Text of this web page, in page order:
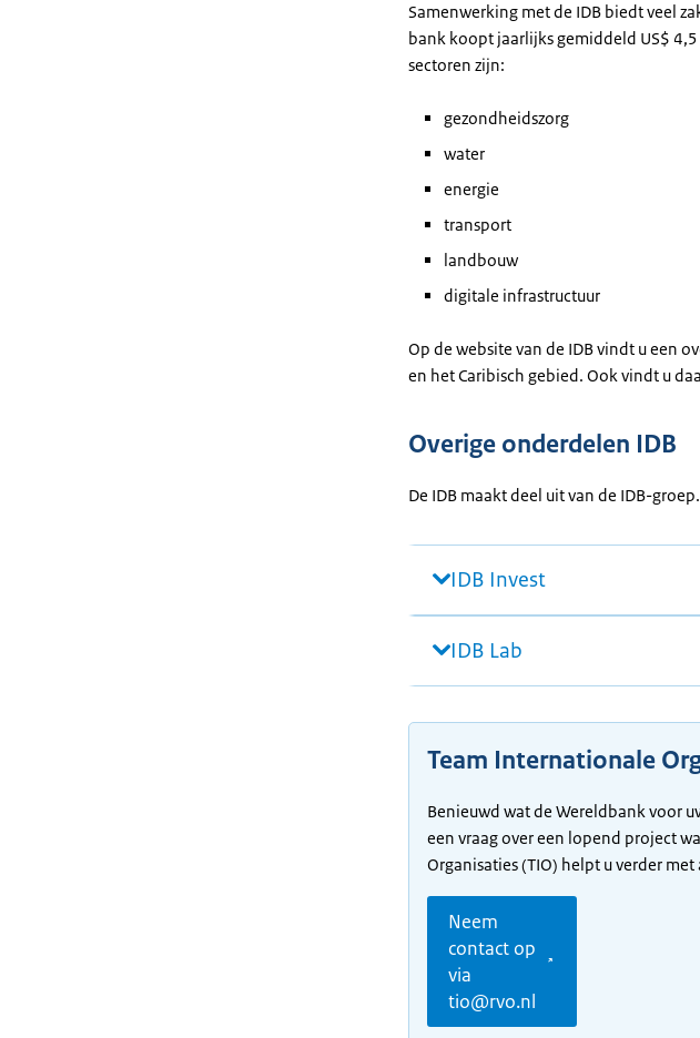
Samenwerking met de IDB biedt veel
bank koopt jaarlijks gemiddeld US$
sectoren zijn:
gezondheidszorg
water
energie
transport
landbouw
digitale infrastructuur
Op de website van de IDB vindt u een
en het Caribisch gebied. Ook vindt u
Overige onderdelen IDB
De IDB maakt deel uit van de IDB-
IDB Invest
IDB Lab
Team Internationale
Benieuwd wat de Wereldbank voor
een vraag over een lopend project
Organisaties (TIO) helpt u verder met
Neem
contact op
via
tio@rvo.nl